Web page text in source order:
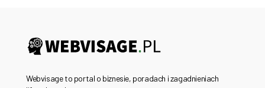
Webvisage to portal o biznesie, poradach i zagadnieniach